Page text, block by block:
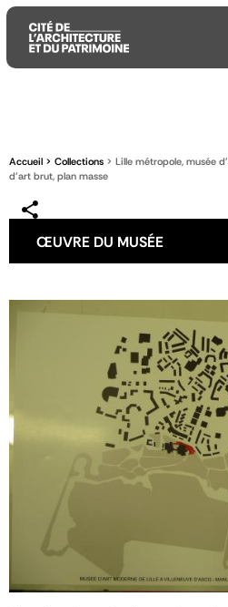
contenu
principal
menu
principal
la
recherche
Accueil Collections
Lille métropole, musée
d'art brut, plan masse
ŒUVRE DU MUSÉE